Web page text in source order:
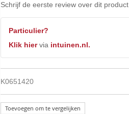
Schrijf de eerste review over dit product
Particulier?
Klik hiervia intuinen.nl.
K0651420
Toevoegen om te vergelijken